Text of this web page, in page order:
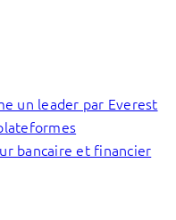
un leader par Everest
bancaire et financier